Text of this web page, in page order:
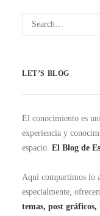
LET’S BLOG
El conocimiento es
experiencia y
espacio. El Blog de
Aquí compartimos lo
especialmente,
temas, post gráficos,